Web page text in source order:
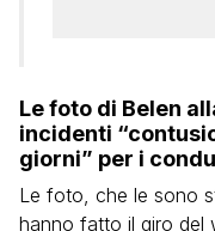
Le foto di Belen
incidenti
giorni” per i
Le foto, che le sono
hanno fatto il giro del